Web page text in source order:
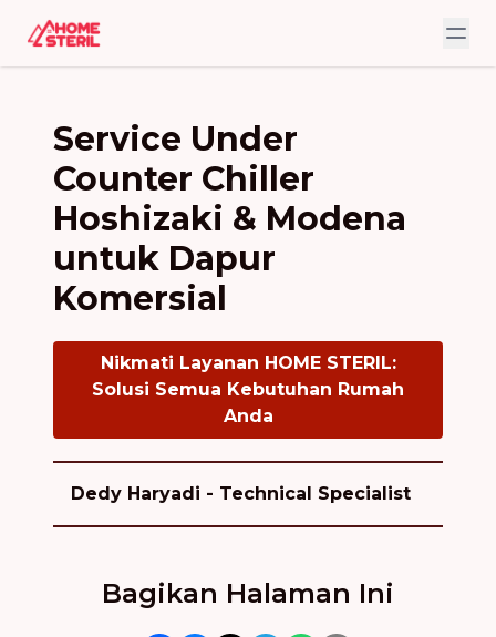
Service Under
Counter Chiller
Hoshizaki & Modena
untuk Dapur
Komersial
Nikmati Layanan HOME STERIL:
Solusi Semua Kebutuhan Rumah
Anda
Dedy Haryadi - Technical Specialist
Bagikan Halaman Ini